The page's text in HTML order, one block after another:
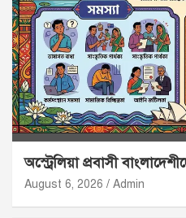
অস্ট্রেলিয়া প্রবাসী
August 6, 2026 Admin